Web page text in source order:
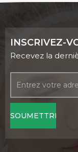
INSCRIVEZ-
Recevez la